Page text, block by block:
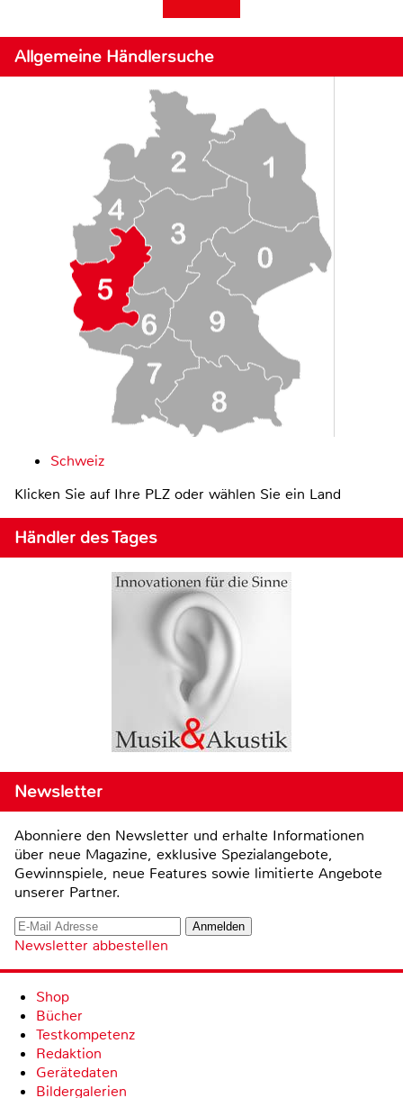
Allgemeine Händlersuche
Schweiz
Klicken Sie auf Ihre PLZ oder wählen Sie ein Land
Händler des Tages
Newsletter
Abonniere den Newsletter und erhalte Informationen
über neue Magazine, exklusive Spezialangebote,
Gewinnspiele, neue Features sowie limitierte Angebote
unserer Partner.
Newsletter abbestellen
Shop
Bücher
Testkompetenz
Redaktion
Gerätedaten
Bildergalerien